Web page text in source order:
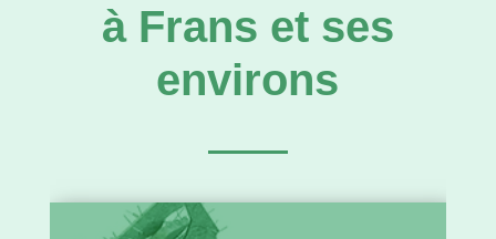
à Frans et ses
environs